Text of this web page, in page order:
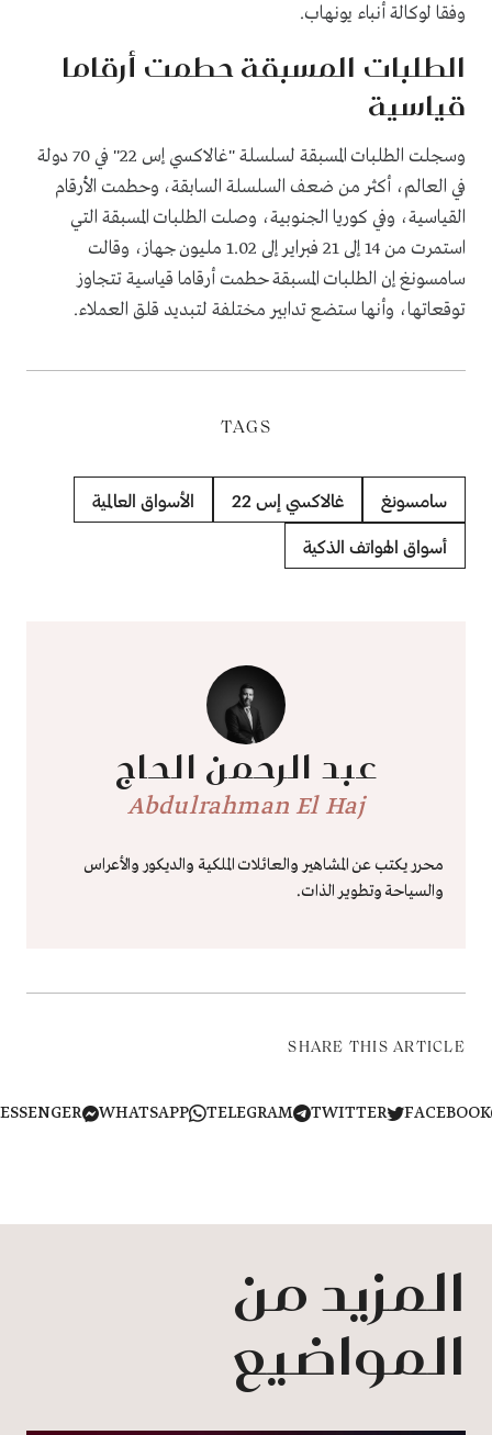
وفقا لوكالة أنباء يونهاب.
الطلبات المسبقة حطمت أرقاما
قياسية
وسجلت الطلبات المسبقة لسلسلة "غالاكسي إس 22" في 70 دولة
في العالم، أكثر من ضعف السلسلة السابقة، وحطمت الأرقام
القياسية،وفي كوريا الجنوبية، وصلت الطلبات المسبقة التي
استمرت من 14 إلى 21 فبراير إلى 1.02 مليون جهاز، وقالت
سامسونغ إن الطلبات المسبقة حطمت أرقاما قياسية تتجاوز
توقعاتها، وأنها ستضع تدابير مختلفة لتبديد قلق العملاء.
TAGS
سامسونغ غالاكسي إس 22 الأسواق العالمية
أسواق الهواتف الذكية
عبد الرحمن الحاج
Abdulrahman El Haj
محرر يكتب عن المشاهير والعائلات الملكية والديكور والأعراس
والسياحة وتطوير الذات.
SHARE THIS ARTICLE
TWITTER
TELEGRAM
WHATSAPP
MESSENGER
المزيد من
المواضيع